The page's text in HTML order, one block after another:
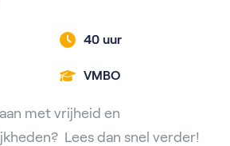
40 uur
VMBO
met vrijheid en
Lees dan snel verder!